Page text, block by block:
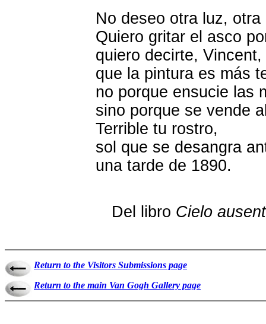
No deseo otra luz,
Quiero gritar el asco
quiero decirte, Vincent,
que la pintura es más
no porque ensucie las
sino porque se vende
Terrible tu rostro,
sol que se desangra
una tarde de 1890.
Del libro Cielo
Return to the Visitors Submissions page
Return to the main Van Gogh Gallery page